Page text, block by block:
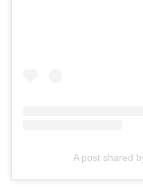
A post shared